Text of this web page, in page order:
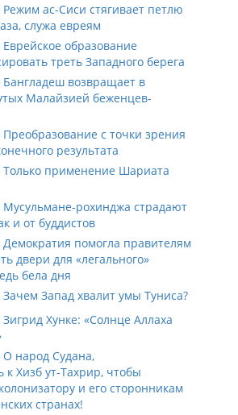
Режим ас-Сиси стягивает петлю
служа евреям
Еврейское образование
треть Западного берега
Бангладеш возвращает в
Малайзией беженцев-
Преобразование с точки зрения
результата
Только применение Шариата
Мусульмане-рохинджа страдают
и от буддистов
Демократия помогла правителям
двери для «легального»
бела дня
Зачем Запад хвалит умы Туниса?
Зигрид Хунке: «Солнце Аллаха
О народ Судана,
к Хизб ут-Тахрир, чтобы
и его сторонникам
странах!